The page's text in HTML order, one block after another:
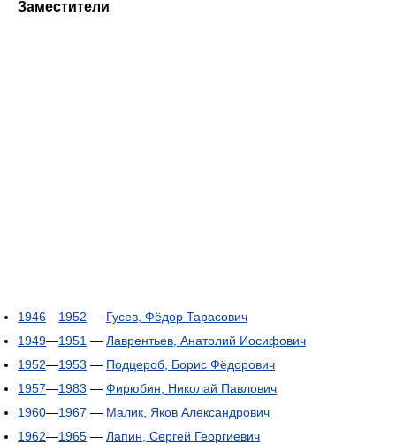
Заместители
1946—1952 — Гусев, Фёдор Тарасович
1949—1951 — Лаврентьев, Анатолий Иосифович
1952—1953 — Подцероб, Борис Фёдорович
1957—1983 — Фирюбин, Николай Павлович
1960—1967 — Малик, Яков Александрович
1962—1965 — Лапин, Сергей Георгиевич